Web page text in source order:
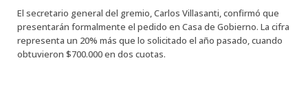
El secretario general del gremio, Carlos Villasanti, confirmó que
presentarán formalmente el pedido en Casa de Gobierno. La cifra
representa un 20% más que lo solicitado el año pasado, cuando
obtuvieron $700.000 en dos cuotas.